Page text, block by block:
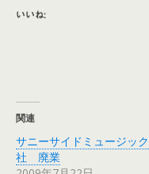
いいね:
関連
サニーサイドミュージック
社 廃業